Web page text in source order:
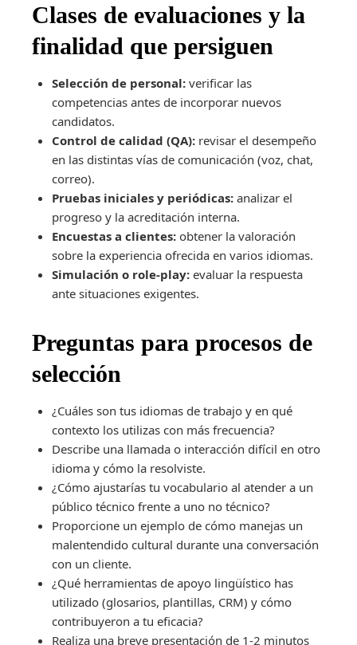
Clases de evaluaciones y la
finalidad que persiguen
Selección de personal: verificar las
competencias antes de incorporar nuevos
candidatos.
Control de calidad (QA): revisar el desempeño
en las distintas vías de comunicación (voz, chat,
correo).
Pruebas iniciales y periódicas: analizar el
progreso y la acreditación interna.
Encuestas a clientes: obtener la valoración
sobre la experiencia ofrecida en varios idiomas.
Simulación o role-play: evaluar la respuesta
ante situaciones exigentes.
Preguntas para procesos de
selección
¿Cuáles son tus idiomas de trabajo y en qué
contexto los utilizas con más frecuencia?
Describe una llamada o interacción difícil en otro
idioma y cómo la resolviste.
¿Cómo ajustarías tu vocabulario al atender a un
público técnico frente a uno no técnico?
Proporcione un ejemplo de cómo manejas un
malentendido cultural durante una conversación
con un cliente.
¿Qué herramientas de apoyo lingüístico has
utilizado (glosarios, plantillas, CRM) y cómo
contribuyeron a tu eficacia?
Realiza una breve presentación de 1-2 minutos